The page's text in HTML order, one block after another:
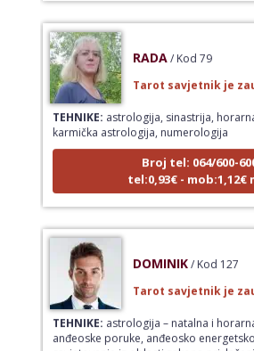
TEHNIKE:astrologija, sinastrija,
karmička astrologija, numerologija
Broj tel: 064/600-
tel:0,93€ - mob:1,12€
TEHNIKE:astrologija – natalna i
anđeoske poruke, anđeosko
savjetovanje iz oblasti zakona